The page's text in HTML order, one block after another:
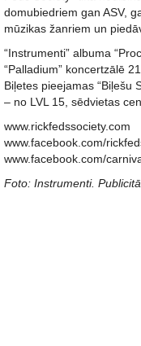
domubiedriem gan ASV,
mūzikas žanriem un
“Instrumenti” albuma
“Palladium” koncertzālē
Biļetes pieejamas “Biļešu
– no LVL 15, sēdvietas
www.rickfedssociety.com
www.facebook.com/
www.facebook.com/
Foto: Instrumenti.